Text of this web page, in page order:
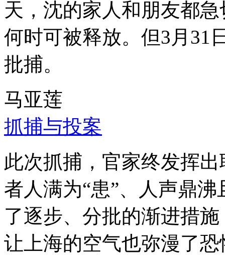
天，沈的家人和朋友都
何时可被释放。但3月31
批捕。
马亚莲
抓捕与投案
此次抓捕，官家终发挥
者人满为“患”、人声鼎
了逐步、分批的渐进措
让上海的空气也弥漫了